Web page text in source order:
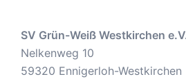
SV Grün-Weiß Westkirchen
Nelkenweg 10
59320 Ennigerloh-Westkirchen